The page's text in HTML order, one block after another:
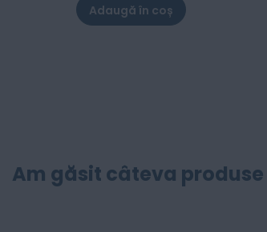
Adaugă în coș
Am găsit câteva